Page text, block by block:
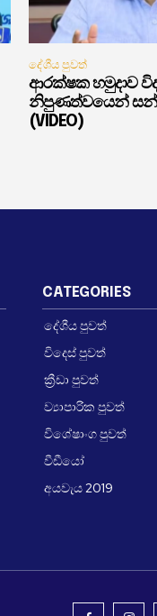
දේශීය පුවත්
ආරක්ෂක හමුදාව
නිපුණත්වයෙන්
(VIDEO)
CATEGORIES
දේශීය පුවත්
විදෙස් පුවත්
ක්‍රීඩා පුවත්
ව්‍යාපාරික පුවත්
විශේෂාංග පුවත්
වීඩීයෝ
අයවැය 2019